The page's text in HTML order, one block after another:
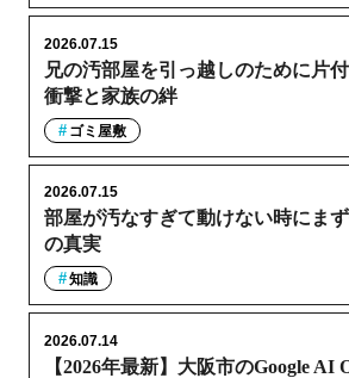
兄の汚部屋を引っ越しのために片
衝撃と家族の絆
2026.07.15
ゴミ屋敷
部屋が汚なすぎて動けない時にま
の真実
2026.07.15
知識
【2026年最新】大阪市のGoogle AI
2026.07.14